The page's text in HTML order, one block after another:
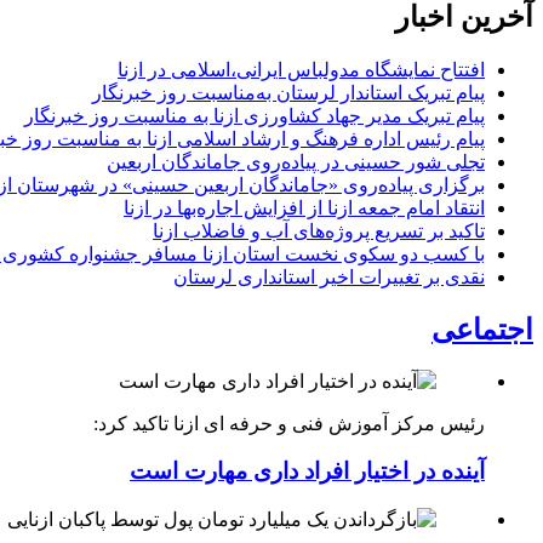
آخرین اخبار
افتتاح نمایشگاه مدولباس ایرانی،اسلامی در ازنا
پیام تبریک استاندار لرستان به‌مناسبت روز خبرنگار
پیام تبریک مدیر جهاد کشاورزی ازنا به مناسبت روز خبرنگار
پیام رئیس اداره فرهنگ و ارشاد اسلامی ازنا به مناسبت روز
تجلی شور حسینی در پیاده‌روی جاماندگان اربعین
برگزاری پیاده‌روی «جاماندگان اربعین حسینی» در شهرستان
انتقاد امام جمعه ازنا از افزایش اجاره‌بها در ازنا
تاکید بر تسریع پروژه‌های آب و فاضلاب ازنا
با کسب دو سکوی نخست استان ازنا مسافر جشنواره کشوری
نقدی بر تغییرات اخیر استانداری لرستان
اجتماعی
رئیس مرکز آموزش فنی و حرفه ای ازنا تاکید کرد:
آینده در اختیار افراد داری مهارت است